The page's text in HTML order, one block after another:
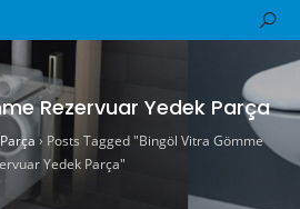
Rezervuar Yedek Parça
› Posts Tagged "Bingöl Vitra Gömme
Yedek Parça"